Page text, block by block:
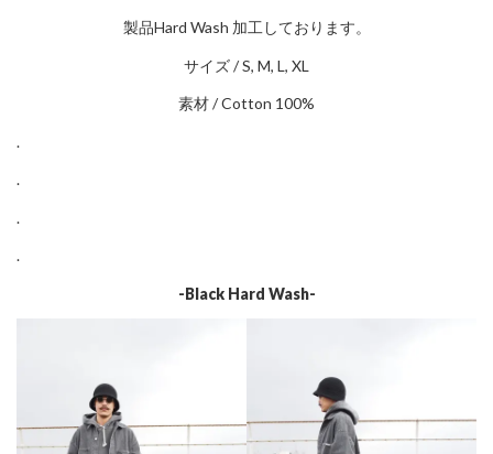
製品Hard Wash 加工しております。
サイズ / S, M, L, XL
素材 / Cotton 100%
.
.
.
.
-Black Hard Wash-